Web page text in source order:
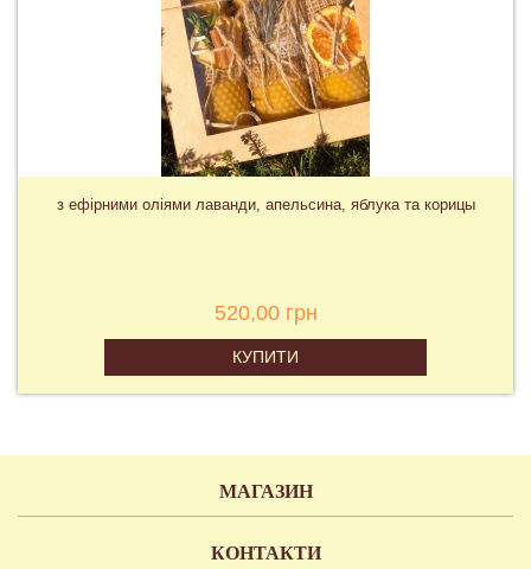
з ефірними оліями лаванди, апельсина, яблука та корицы
520,00 грн
КУПИТИ
МАГАЗИН
КОНТАКТИ